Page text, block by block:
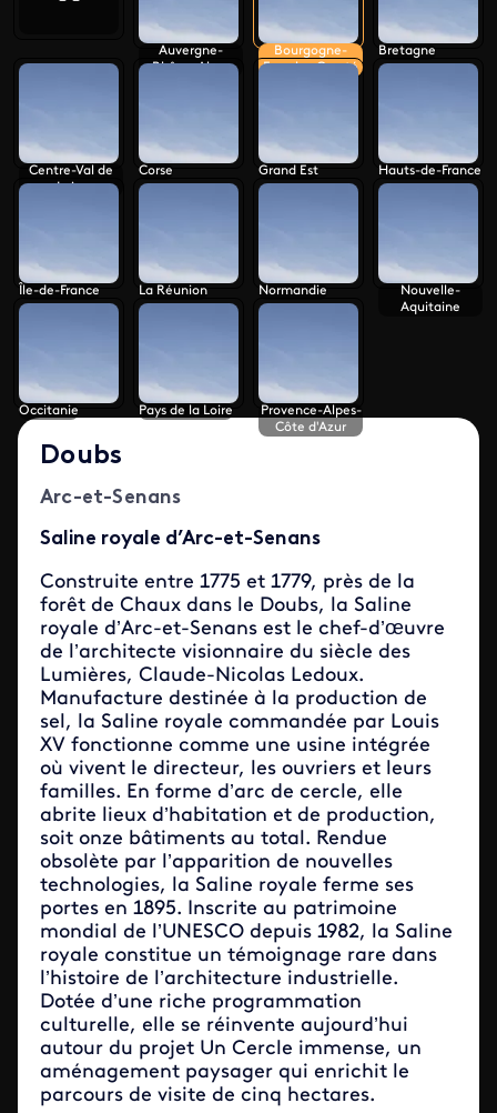
Auvergne-
Rhône-Alpes
Bourgogne-
Franche-Comté
Bretagne
Centre-Val de
Loire
Corse Grand Est Hauts-de-France
Île-de-France La Réunion Normandie
Nouvelle-
Aquitaine
Occitanie Pays de la Loire
Provence-Alpes-
Côte d'Azur
Doubs
Arc-et-Senans
Saline royale d’Arc-et-Senans
Construite entre 1775 et 1779, près de la
forêt de Chaux dans le Doubs, la Saline
royale d’Arc-et-Senans est le chef-d’œuvre
de l’architecte visionnaire du siècle des
Lumières, Claude-Nicolas Ledoux.
Manufacture destinée à la production de
sel, la Saline royale commandée par Louis
XV fonctionne comme une usine intégrée
où vivent le directeur, les ouvriers et leurs
familles. En forme d’arc de cercle, elle
abrite lieux d’habitation et de production,
soit onze bâtiments au total. Rendue
obsolète par l’apparition de nouvelles
technologies, la Saline royale ferme ses
portes en 1895. Inscrite au patrimoine
mondial de l’UNESCO depuis 1982, la Saline
royale constitue un témoignage rare dans
l’histoire de l’architecture industrielle.
Dotée d’une riche programmation
culturelle, elle se réinvente aujourd’hui
autour du projet Un Cercle immense, un
aménagement paysager qui enrichit le
parcours de visite de cinq hectares.